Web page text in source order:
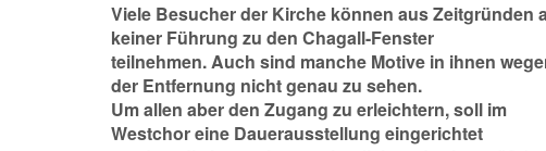
Viele Besucher der Kirche können aus Zeitgründen
keiner Führung zu den Chagall-Fenster
teilnehmen. Auch sind manche Motive in ihnen
der Entfernung nicht genau zu sehen.
Um allen aber den Zugang zu erleichtern, soll im
Westchor eine Dauerausstellung eingerichtet